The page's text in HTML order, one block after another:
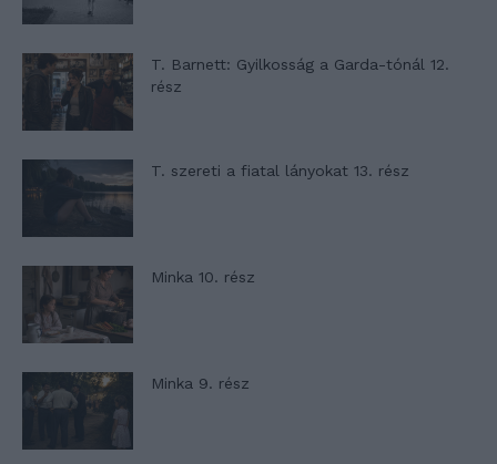
T. Barnett: Gyilkosság a Garda-tónál 12.
rész
T. szereti a fiatal lányokat 13. rész
Minka 10. rész
Minka 9. rész